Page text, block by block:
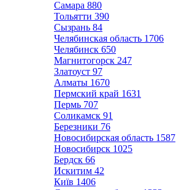
Самара 880
Тольятти 390
Сызрань 84
Челябинская область 1706
Челябинск 650
Магнитогорск 247
Златоуст 97
Алматы 1670
Пермский край 1631
Пермь 707
Соликамск 91
Березники 76
Новосибирская область 1587
Новосибирск 1025
Бердск 66
Искитим 42
Київ 1406